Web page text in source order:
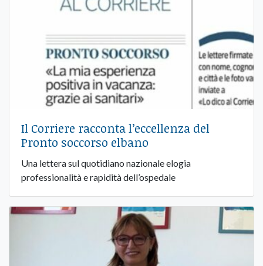
Il Corriere racconta l’eccellenza del
Pronto soccorso elbano
Una lettera sul quotidiano nazionale elogia
professionalità e rapidità dell’ospedale